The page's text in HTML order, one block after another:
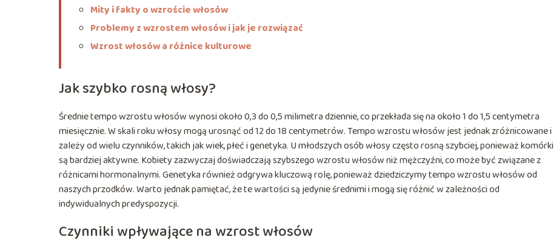
Mity i fakty o wzroście włosów
Problemy z wzrostem włosów i jak je rozwiązać
Wzrost włosów a różnice kulturowe
Jak szybko rosną włosy?
Średnie tempo wzrostu włosów wynosi około 0,3 do 0,5 milimetra dziennie, co przekłada się na około 1 do 1,5 centymetra
miesięcznie. W skali roku włosy mogą urosnąć od 12 do 18 centymetrów. Tempo wzrostu włosów jest jednak zróżnicowane i
zależy od wielu czynników, takich jak wiek, płeć i genetyka. U młodszych osób włosy często rosną szybciej, ponieważ komórki
są bardziej aktywne. Kobiety zazwyczaj doświadczają szybszego wzrostu włosów niż mężczyźni, co może być związane z
różnicami hormonalnymi. Genetyka również odgrywa kluczową rolę, ponieważ dziedziczymy tempo wzrostu włosów od
naszych przodków. Warto jednak pamiętać, że te wartości są jedynie średnimi i mogą się różnić w zależności od
indywidualnych predyspozycji.
Czynniki wpływające na wzrost włosów